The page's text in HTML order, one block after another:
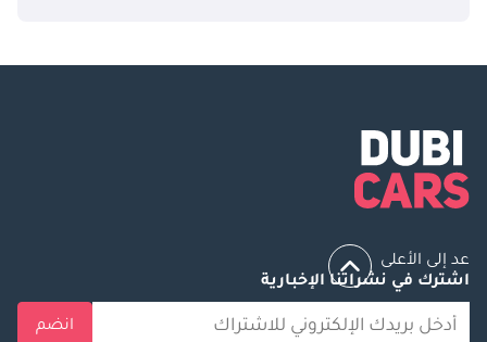
عد إلى الأعلى
اشترك في نشراتنا الإخبارية
انضم